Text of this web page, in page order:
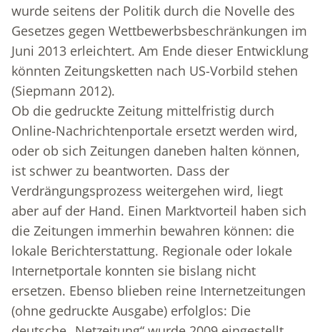
wurde seitens der Politik durch die Novelle des
Gesetzes gegen Wettbewerbsbeschränkungen im
Juni 2013 erleichtert. Am Ende dieser Entwicklung
könnten Zeitungsketten nach US-Vorbild stehen
(Siepmann 2012).
Ob die gedruckte Zeitung mittelfristig durch
Online-Nachrichtenportale ersetzt werden wird,
oder ob sich Zeitungen daneben halten können,
ist schwer zu beantworten. Dass der
Verdrängungsprozess weitergehen wird, liegt
aber auf der Hand. Einen Marktvorteil haben sich
die Zeitungen immerhin bewahren können: die
lokale Berichterstattung. Regionale oder lokale
Internetportale konnten sie bislang nicht
ersetzen. Ebenso blieben reine Internetzeitungen
(ohne gedruckte Ausgabe) erfolglos: Die